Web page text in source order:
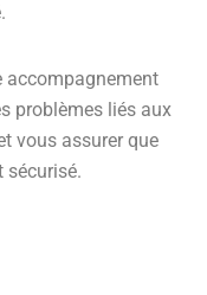
accompagnement
problèmes liés aux
vous assurer que
sécurisé.